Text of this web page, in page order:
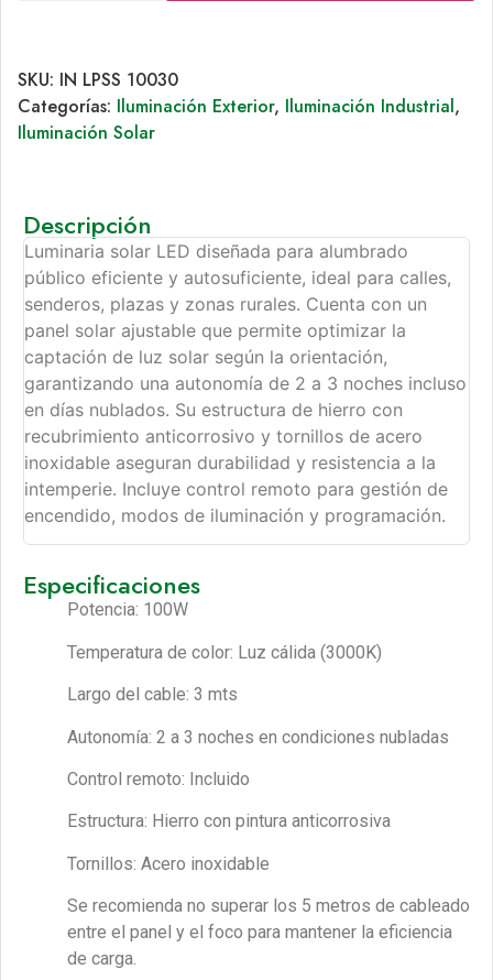
SKU: IN LPSS 10030
Categorías: Iluminación Exterior, Iluminación Industrial,
Iluminación Solar
Descripción
Luminaria solar LED diseñada para alumbrado
público eficiente y autosuficiente, ideal para calles,
senderos, plazas y zonas rurales. Cuenta con un
panel solar ajustable que permite optimizar la
captación de luz solar según la orientación,
garantizando una autonomía de 2 a 3 noches incluso
en días nublados. Su estructura de hierro con
recubrimiento anticorrosivo y tornillos de acero
inoxidable aseguran durabilidad y resistencia a la
intemperie. Incluye control remoto para gestión de
encendido, modos de iluminación y programación.
Especificaciones
Potencia: 100W
Temperatura de color: Luz cálida (3000K)
Largo del cable: 3 mts
Autonomía: 2 a 3 noches en condiciones nubladas
Control remoto: Incluido
Estructura: Hierro con pintura anticorrosiva
Tornillos: Acero inoxidable
Se recomienda no superar los 5 metros de cableado
entre el panel y el foco para mantener la eficiencia
de carga.